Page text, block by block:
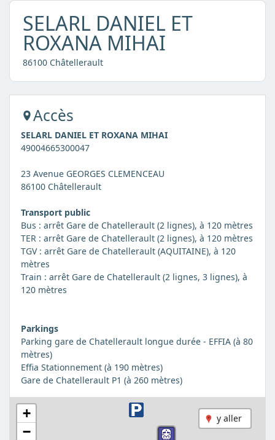
SELARL DANIEL ET
ROXANA MIHAI
86100 Châtellerault
Accès
SELARL DANIEL ET ROXANA MIHAI
49004665300047
23 Avenue GEORGES CLEMENCEAU
86100 Châtellerault
Transport public
Bus : arrêt Gare de Chatellerault (2 lignes), à 120 mètres
TER : arrêt Gare de Chatellerault (2 lignes), à 120 mètres
TGV : arrêt Gare de Chatellerault (AQUITAINE), à 120
mètres
Train : arrêt Gare de Chatellerault (2 lignes, 3 lignes), à
120 mètres
Parkings
Parking gare de Chatellerault longue durée - EFFIA (à 80
mètres)
Effia Stationnement (à 190 mètres)
Gare de Chatellerault P1 (à 260 mètres)
y aller
+
−